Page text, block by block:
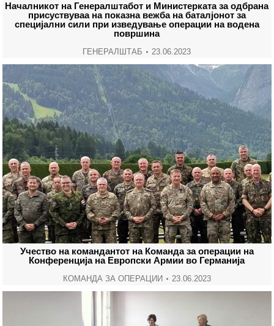
Началникот на Генералштабот и Министерката за одбрана
присуствуваа на показна вежба на баталјонот за
специјални сили при изведување операции на водена
површина
ГЕНЕРАЛШТАБ 23.06.2023
Учество на командантот на Команда за операции на
Конференција на Европски Армии во Германија
КОМАНДА ЗА ОПЕРАЦИИ 23.06.2023